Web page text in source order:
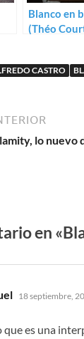
Blanco en
(Théo
CASTRO
lo nuevo
en
dice:
18 septiembre,
que es una